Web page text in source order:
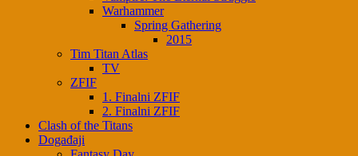
Warhammer
Spring Gathering
2015
Tim Titan Atlas
TV
ZFIF
1. Finalni ZFIF
2. Finalni ZFIF
Clash of the Titans
Događaji